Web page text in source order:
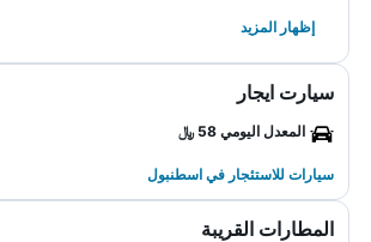
إظهار المزيد
سيارت ايجار
المعدل اليومي 58 ﷼
سيارات للاستئجار في اسطنبول
المطارات القريبة